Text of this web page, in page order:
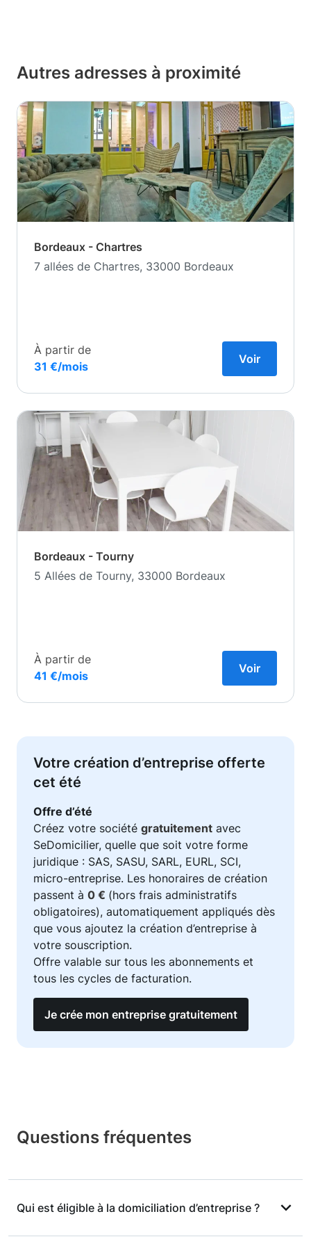
Autres adresses à proximité
Bordeaux - Chartres
7 allées de Chartres, 33000 Bordeaux
À partir de
31 €/mois
Voir
Bordeaux - Tourny
5 Allées de Tourny, 33000 Bordeaux
À partir de
41 €/mois
Voir
Votre création d’entreprise offerte
cet été
Offre d’été
Créez votre société gratuitement avec
SeDomicilier, quelle que soit votre forme
juridique : SAS, SASU, SARL, EURL, SCI,
micro-entreprise. Les honoraires de création
passent à 0 € (hors frais administratifs
obligatoires), automatiquement appliqués dès
que vous ajoutez la création d’entreprise à
votre souscription.
Offre valable sur tous les abonnements et
tous les cycles de facturation.
Je crée mon entreprise gratuitement
Questions fréquentes
Qui est éligible à la domiciliation d’entreprise ?